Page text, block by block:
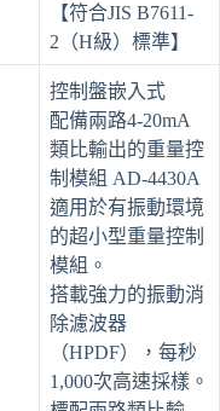
【符合JIS B7611-
2（H級）標準】
控制盤嵌入式
配備兩路4-20mA
類比輸出的重量控
制模組 AD-4430A
適用於有振動環境
的超小型重量控制
模組。
搭載強力的振動消
除濾波器
（HPDF），每秒
1,000次高速採樣。